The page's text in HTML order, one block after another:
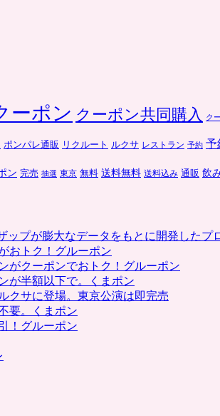
ーポン クーポン共同購入 ク
ポンパレ通販 リクルート ルクサ レストラン 予約 予
ン 完売 抽選 東京 無料 送料無料 送料込み 通販 飲
プが膨大なデータをもとに開発したプ
おトク！グルーポン
がクーポンでおトク！グルーポン
が半額以下で。くまポン
クサに登場。東京公演は即完売
要。くまポン
！グルーポン